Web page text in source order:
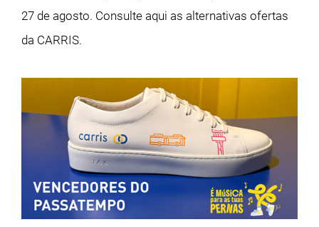
27 de agosto. Consulte aqui as alternativas ofertas
da CARRIS.